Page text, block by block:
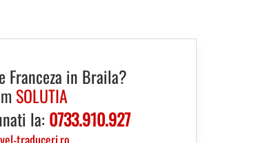
Franceza in Braila?
SOLUTIA
la: 0733.910.927